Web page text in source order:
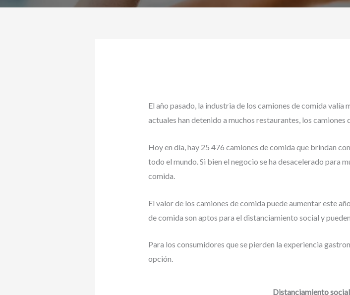
El año pasado, la industria de los camiones de comida valía
actuales han detenido a muchos restaurantes, los
Hoy en día, hay 25 476 camiones de comida que brindan
todo el mundo. Si bien el negocio se ha desacelerado para
comida.
El valor de los camiones de comida puede aumentar este
de comida son aptos para el distanciamiento social y
Para los consumidores que se pierden la experiencia
opción.
Distanciamiento